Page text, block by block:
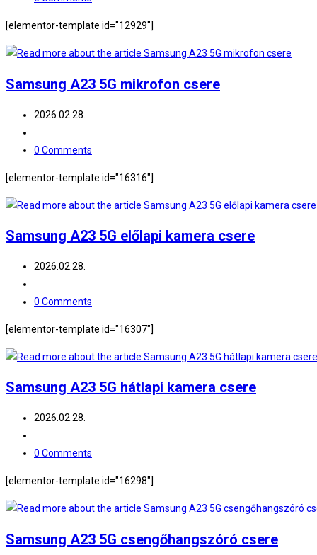
[elementor-template id="12929"]
Samsung A23 5G mikrofon csere
Post
2026.02.28.
category:
Post
0 Comments
[elementor-template id="16316"]
Samsung A23 5G előlapi kamera csere
Post
2026.02.28.
category:
Post
0 Comments
[elementor-template id="16307"]
Samsung A23 5G hátlapi kamera csere
Post
2026.02.28.
category:
Post
0 Comments
[elementor-template id="16298"]
Samsung A23 5G csengőhangszóró csere